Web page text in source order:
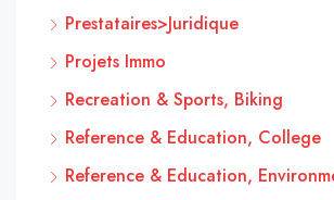
Prestataires>Juridique
Projets Immo
Recreation & Sports, Biking
Reference & Education, College
Reference & Education,